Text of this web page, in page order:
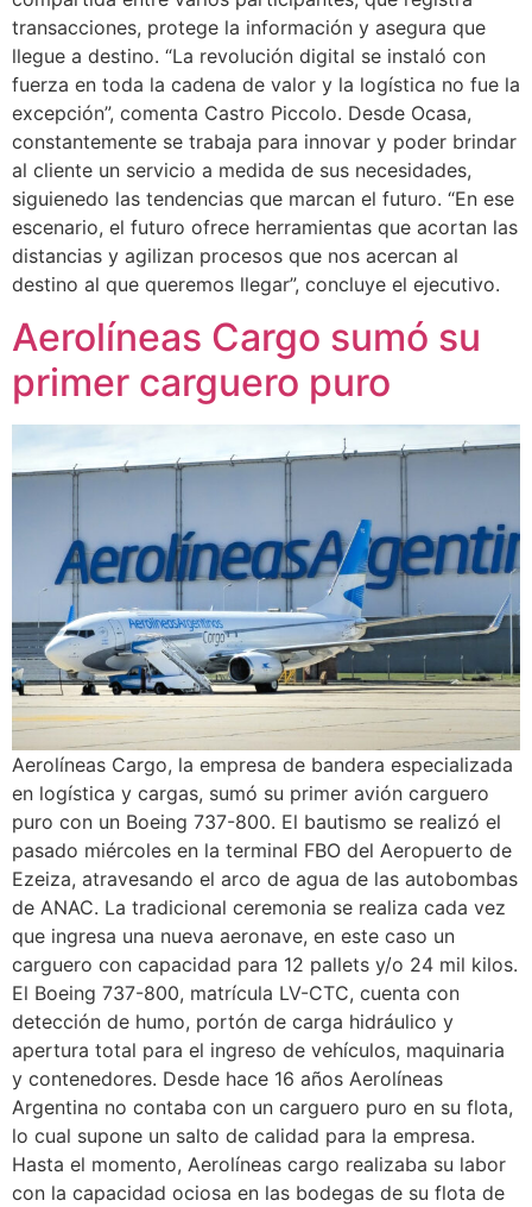
transacciones, protege la información y asegura que
llegue a destino. “La revolución digital se instaló con
fuerza en toda la cadena de valor y la logística no fue la
excepción”, comenta Castro Piccolo. Desde Ocasa,
constantemente se trabaja para innovar y poder brindar
al cliente un servicio a medida de sus necesidades,
siguienedo las tendencias que marcan el futuro. “En ese
escenario, el futuro ofrece herramientas que acortan las
distancias y agilizan procesos que nos acercan al
destino al que queremos llegar”, concluye el ejecutivo.
Aerolíneas Cargo sumó su
primer carguero puro
Aerolíneas Cargo, la empresa de bandera especializada
en logística y cargas, sumó su primer avión carguero
puro con un Boeing 737-800. El bautismo se realizó el
pasado miércoles en la terminal FBO del Aeropuerto de
Ezeiza, atravesando el arco de agua de las autobombas
de ANAC. La tradicional ceremonia se realiza cada vez
que ingresa una nueva aeronave, en este caso un
carguero con capacidad para 12 pallets y/o 24 mil kilos.
El Boeing 737-800, matrícula LV-CTC, cuenta con
detección de humo, portón de carga hidráulico y
apertura total para el ingreso de vehículos, maquinaria
y contenedores. Desde hace 16 años Aerolíneas
Argentina no contaba con un carguero puro en su flota,
lo cual supone un salto de calidad para la empresa.
Hasta el momento, Aerolíneas cargo realizaba su labor
con la capacidad ociosa en las bodegas de su flota de